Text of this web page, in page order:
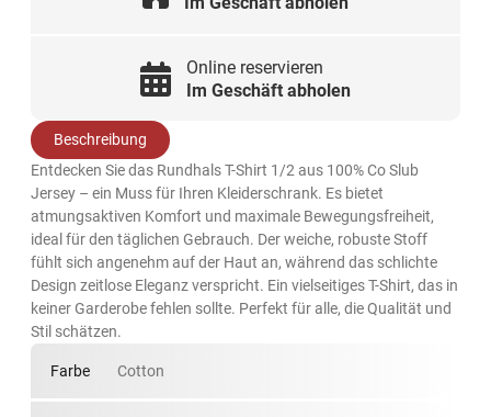
Online reservieren
Im Geschäft abholen
Beschreibung
Entdecken Sie das Rundhals T-Shirt 1/2 aus 100% Co Slub
Jersey – ein Muss für Ihren Kleiderschrank. Es bietet
atmungsaktiven Komfort und maximale Bewegungsfreiheit,
ideal für den täglichen Gebrauch. Der weiche, robuste Stoff
fühlt sich angenehm auf der Haut an, während das schlichte
Design zeitlose Eleganz verspricht. Ein vielseitiges T-Shirt, das in
keiner Garderobe fehlen sollte. Perfekt für alle, die Qualität und
Stil schätzen.
Farbe Cotton